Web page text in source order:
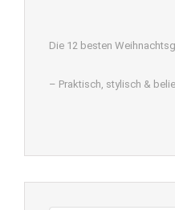
Die 12 besten
– Praktisch, stylisch &